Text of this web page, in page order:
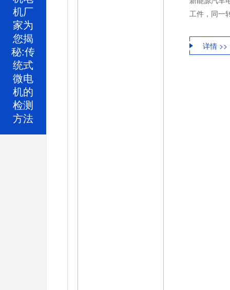
工件，同一
详情 >>
机厂
家为
您揭
秘:传
统式
微电
机的
检测
方法